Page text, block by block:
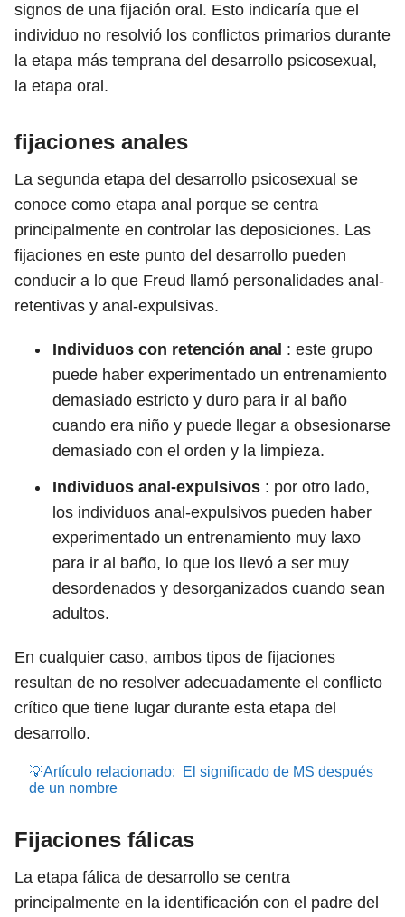
signos de una fijación oral. Esto indicaría que el
individuo no resolvió los conflictos primarios durante
la etapa más temprana del desarrollo psicosexual,
la etapa oral.
fijaciones anales
La segunda etapa del desarrollo psicosexual se
conoce como etapa anal porque se centra
principalmente en controlar las deposiciones. Las
fijaciones en este punto del desarrollo pueden
conducir a lo que Freud llamó personalidades anal-
retentivas y anal-expulsivas.
Individuos con retención anal : este grupo
puede haber experimentado un entrenamiento
demasiado estricto y duro para ir al baño
cuando era niño y puede llegar a obsesionarse
demasiado con el orden y la limpieza.
Individuos anal-expulsivos : por otro lado,
los individuos anal-expulsivos pueden haber
experimentado un entrenamiento muy laxo
para ir al baño, lo que los llevó a ser muy
desordenados y desorganizados cuando sean
adultos.
En cualquier caso, ambos tipos de fijaciones
resultan de no resolver adecuadamente el conflicto
crítico que tiene lugar durante esta etapa del
desarrollo.
💡Artículo relacionado:
El significado de MS después
de un nombre
Fijaciones fálicas
La etapa fálica de desarrollo se centra
principalmente en la identificación con el padre del